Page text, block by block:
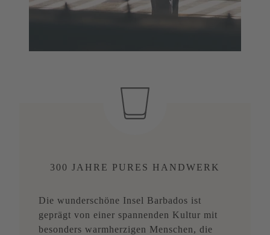
300 JAHRE PURES HANDWERK
Die wunderschöne Insel Barbados ist
geprägt von einer spannenden Kultur mit
besonders warmherzigen Menschen, die